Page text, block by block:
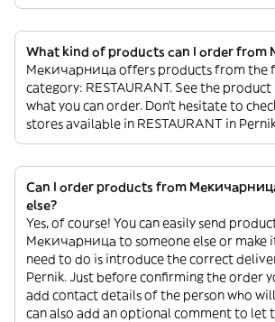
What kind of products can I order from
Мекичарница offers products from the
category: RESTAURANT. See the
what you can order. Don’t hesitate to
stores available in RESTAURANT in
Can I order products from
else?
Yes, of course! You can easily send
Мекичарница to someone else or make
need to do is introduce the correct
Pernik. Just before confirming the order
add contact details of the person who
can also add an optional comment to let